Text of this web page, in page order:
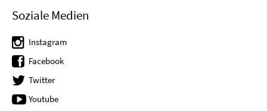
Soziale Medien
Instagram
Facebook
Twitter
Youtube